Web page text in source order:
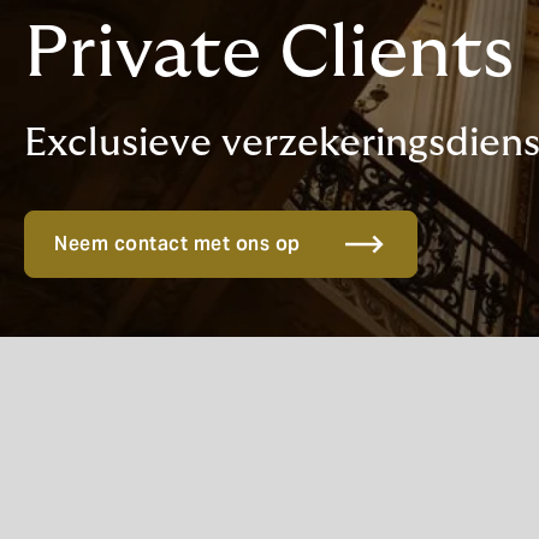
Private Clients
Exclusieve
Neem contact met ons op